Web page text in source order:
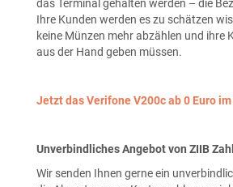
das Terminal gehalten werden – die
Ihre Kunden werden es zu schätzen
keine Münzen mehr abzählen und ihre
aus der Hand geben müssen.
Jetzt das Verifone V200c ab 0 Euro
Unverbindliches Angebot von ZIIB
Wir senden Ihnen gerne ein